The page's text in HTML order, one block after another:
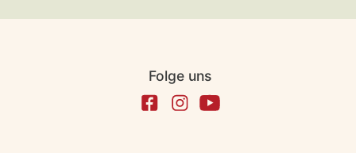
Folge uns